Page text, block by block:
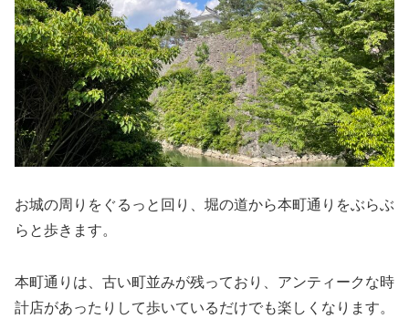
お城の周りをぐるっと回り、堀の道から本町通りをぶらぶ
らと歩きます。
本町通りは、古い町並みが残っており、アンティークな時
計店があったりして歩いているだけでも楽しくなります。